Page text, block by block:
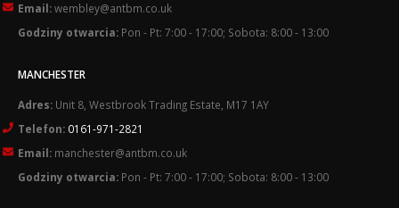
Email:wembley@antbm.co.uk
Godziny otwarcia: Pon - Pt: 7:00 - 17:00; Sobota: 8:00 - 13:00
MANCHESTER
Adres: Unit 8, Westbrook Trading Estate, M17 1AY
Telefon: 0161-971-2821
Email: manchester@antbm.co.uk
Godziny otwarcia: Pon - Pt: 7:00 - 17:00; Sobota: 8:00 - 13:00